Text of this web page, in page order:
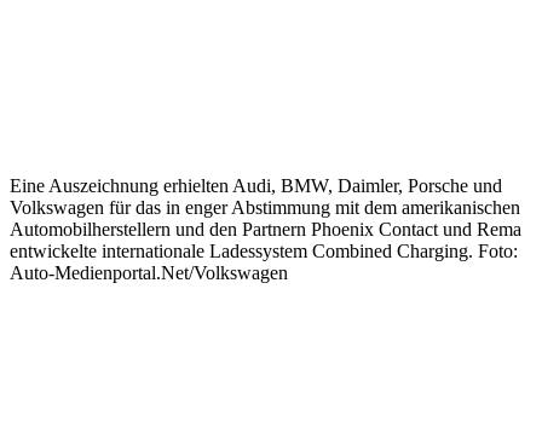
Eine Auszeichnung erhielten Audi, BMW, Daimler, Porsche und
Volkswagen für das in enger Abstimmung mit dem amerikanischen
Automobilherstellern und den Partnern Phoenix Contact und Rema
entwickelte internationale Ladessystem Combined Charging. Foto:
Auto-Medienportal.Net/Volkswagen